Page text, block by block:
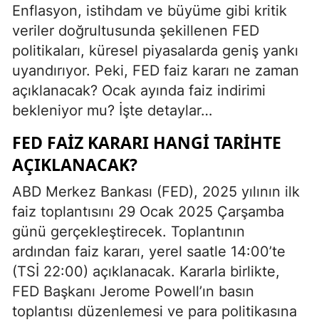
Enflasyon, istihdam ve büyüme gibi kritik
veriler doğrultusunda şekillenen FED
politikaları, küresel piyasalarda geniş yankı
uyandırıyor. Peki, FED faiz kararı ne zaman
açıklanacak? Ocak ayında faiz indirimi
bekleniyor mu? İşte detaylar…
FED FAİZ KARARI HANGİ TARİHTE
AÇIKLANACAK?
ABD Merkez Bankası (FED), 2025 yılının ilk
faiz toplantısını 29 Ocak 2025 Çarşamba
günü gerçekleştirecek. Toplantının
ardından faiz kararı, yerel saatle 14:00’te
(TSİ 22:00) açıklanacak. Kararla birlikte,
FED Başkanı Jerome Powell’ın basın
toplantısı düzenlemesi ve para politikasına